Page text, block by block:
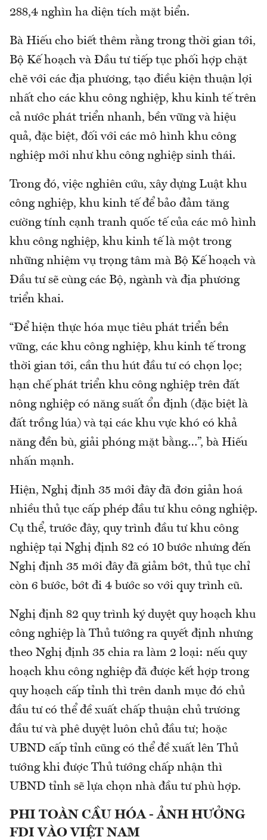
288,4 nghìn ha diện tích mặt biển.
Bà Hiếu cho biết thêm rằng trong thời gian tới,
Bộ Kế hoạch và Đầu tư tiếp tục phối hợp chặt
chẽ với các địa phương, tạo điều kiện thuận lợi
nhất cho các khu công nghiệp, khu kinh tế trên
cả nước phát triển nhanh, bền vững và hiệu
quả, đặc biệt, đối với các mô hình khu công
nghiệp mới như khu công nghiệp sinh thái.
Trong đó, việc nghiên cứu, xây dựng Luật khu
công nghiệp, khu kinh tế để bảo đảm tăng
cường tính cạnh tranh quốc tế của các mô hình
khu công nghiệp, khu kinh tế là một trong
những nhiệm vụ trọng tâm mà Bộ Kế hoạch và
Đầu tư sẽ cùng các Bộ, ngành và địa phương
triển khai.
“Để hiện thực hóa mục tiêu phát triển bền
vững, các khu công nghiệp, khu kinh tế trong
thời gian tới, cần thu hút đầu tư có chọn lọc;
hạn chế phát triển khu công nghiệp trên đất
nông nghiệp có năng suất ổn định (đặc biệt là
đất trồng lúa) và tại các khu vực khó có khả
năng đền bù, giải phóng mặt bằng…”, bà Hiếu
nhấn mạnh.
Hiện, Nghị định 35 mới đây đã đơn giản hoá
nhiều thủ tục cấp phép đầu tư khu công nghiệp.
Cụ thể, trước đây, quy trình đầu tư khu công
nghiệp tại Nghị định 82 có 10 bước nhưng đến
Nghị định 35 mới đây đã giảm bớt, thủ tục chỉ
còn 6 bước, bớt đi 4 bước so với quy trình cũ.
Nghị định 82 quy trình ký duyệt quy hoạch khu
công nghiệp là Thủ tướng ra quyết định nhưng
theo Nghị định 35 chia ra làm 2 loại: nếu quy
hoạch khu công nghiệp đã được kết hợp trong
quy hoạch cấp tỉnh thì trên danh mục đó chủ
đầu tư có thể đề xuất chấp thuận chủ trương
đầu tư và phê duyệt luôn chủ đầu tư; hoặc
UBND cấp tỉnh cũng có thể đề xuất lên Thủ
tướng khi được Thủ tướng chấp nhận thì
UBND tỉnh sẽ lựa chọn nhà đầu tư phù hợp.
PHI TOÀN CẦU HÓA - ẢNH HƯỞNG
FDI VÀO VIỆT NAM